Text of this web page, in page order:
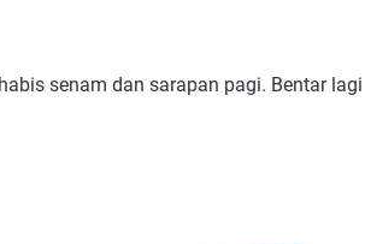
senam dan sarapan pagi. Bentar lagi